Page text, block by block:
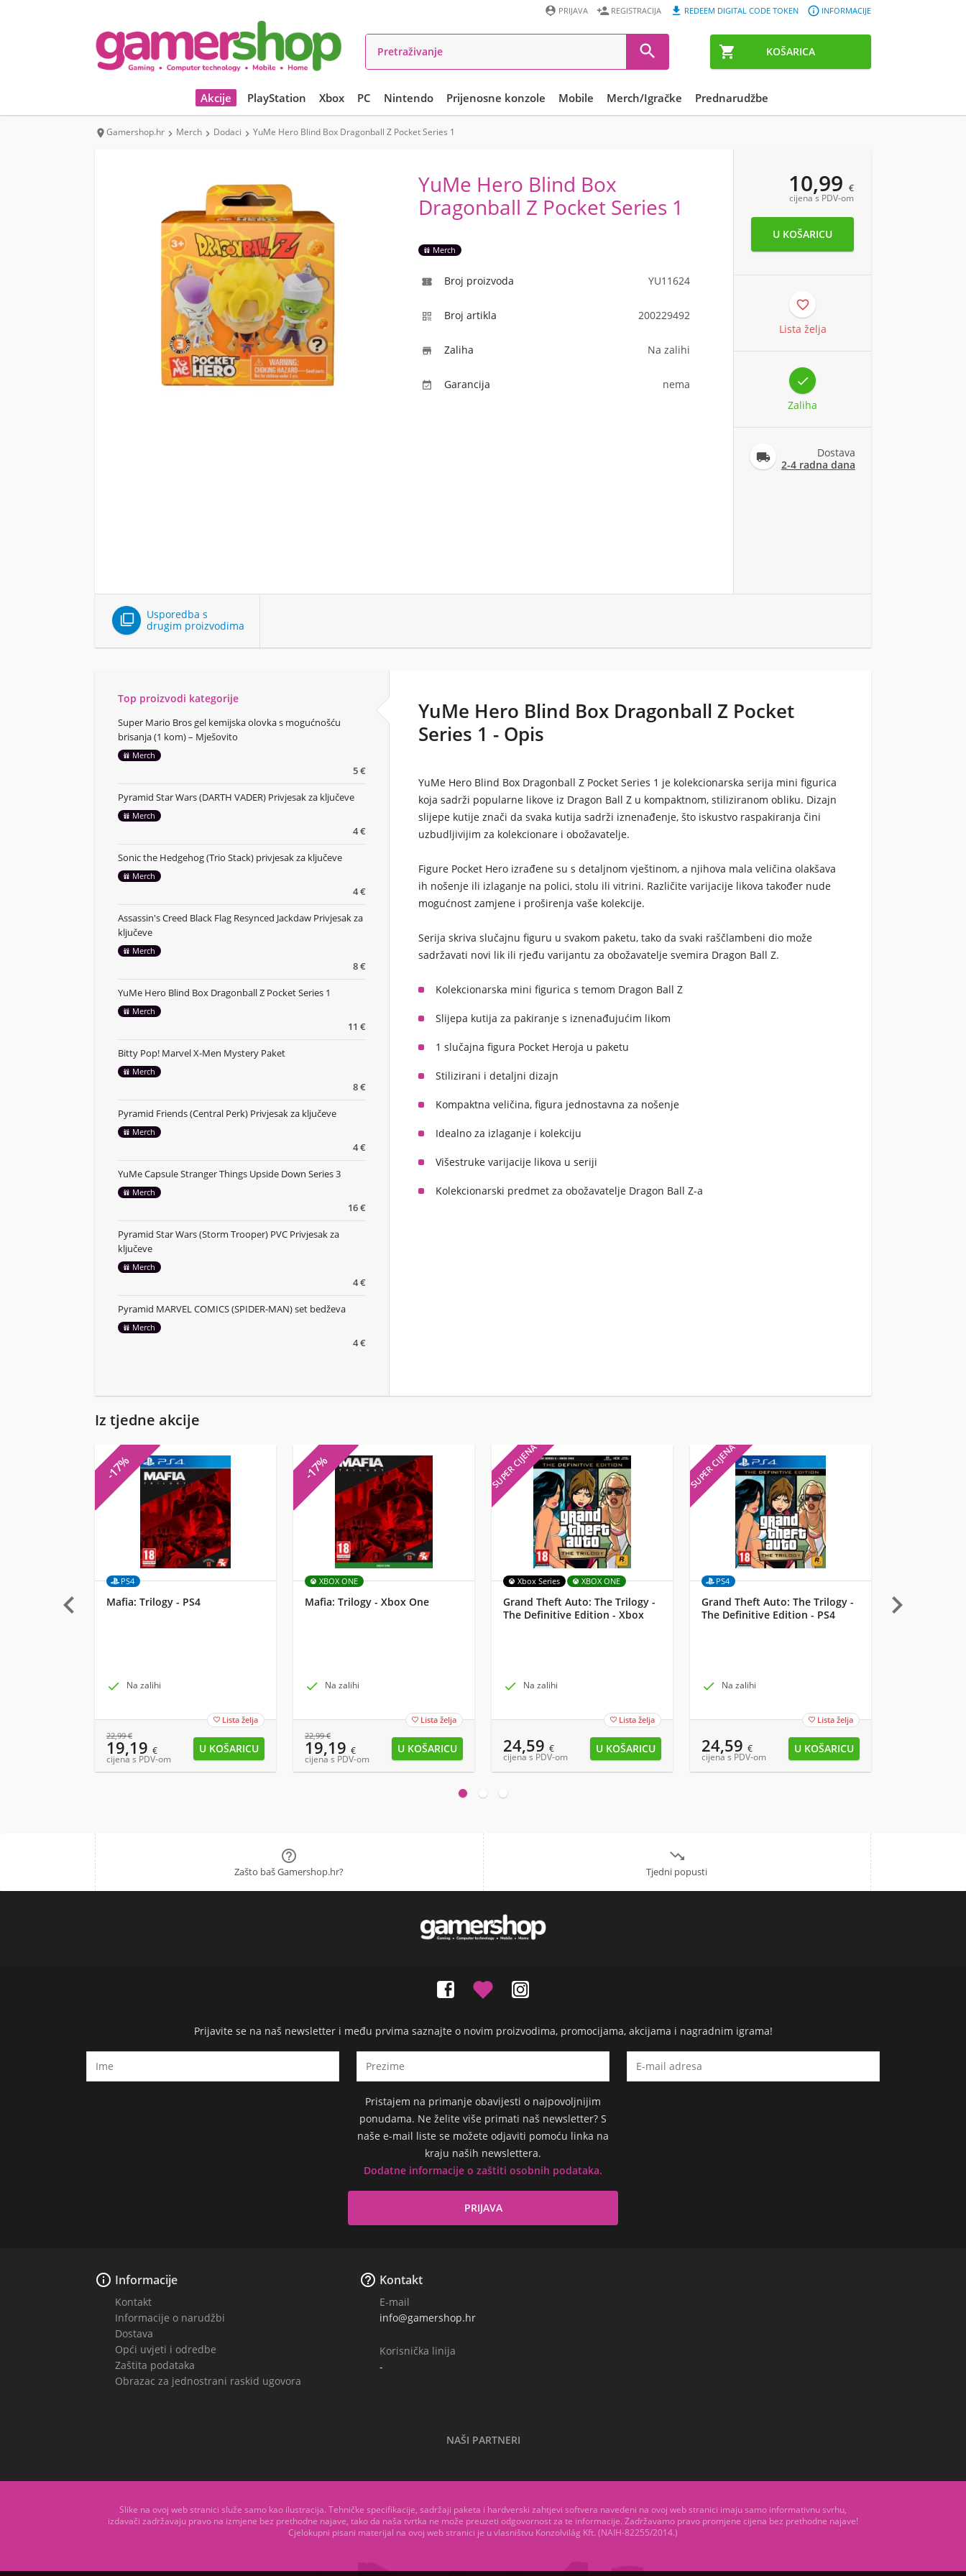
 KOŠARICA
 INFORMACIJE
 REDEEM DIGITAL CODE TOKEN
 REGISTRACIJA
 PRIJAVA

Akcije PlayStation Xbox PC Nintendo Prijenosne konzole Mobile Merch/Igračke Prednarudžbe
Gamershop.hr  Merch  Dodaci  YuMe Hero Blind Box Dragonball Z Pocket Series 1
YuMe Hero Blind Box
Dragonball Z Pocket Series 1
Merch
 Broj proizvoda YU11624
 Broj artikla 200229492
 Zaliha Na zalihi
 Garancija nema
10,99 €
cijena s PDV-om

Lista želja

Zaliha

Dostava
2-4 radna dana

Usporedba s
drugim proizvodima
YuMe Hero Blind Box Dragonball Z Pocket
Series 1 - Opis
YuMe Hero Blind Box Dragonball Z Pocket Series 1 je kolekcionarska serija mini figurica
koja sadrži popularne likove iz Dragon Ball Z u kompaktnom, stiliziranom obliku. Dizajn
slijepe kutije znači da svaka kutija sadrži iznenađenje, što iskustvo raspakiranja čini
uzbudljivijim za kolekcionare i obožavatelje.
Figure Pocket Hero izrađene su s detaljnom vještinom, a njihova mala veličina olakšava
ih nošenje ili izlaganje na polici, stolu ili vitrini. Različite varijacije likova također nude
mogućnost zamjene i proširenja vaše kolekcije.
Serija skriva slučajnu figuru u svakom paketu, tako da svaki raščlambeni dio može
sadržavati novi lik ili rjeđu varijantu za obožavatelje svemira Dragon Ball Z.
Kolekcionarska mini figurica s temom Dragon Ball Z
Slijepa kutija za pakiranje s iznenađujućim likom
1 slučajna figura Pocket Heroja u paketu
Stilizirani i detaljni dizajn
Kompaktna veličina, figura jednostavna za nošenje
Idealno za izlaganje i kolekciju
Višestruke varijacije likova u seriji
Kolekcionarski predmet za obožavatelje Dragon Ball Z-a
Top proizvodi kategorije
5 €
Super Mario Bros gel kemijska olovka s mogućnošću
brisanja (1 kom) – Mješovito
Merch
4 €
Pyramid Star Wars (DARTH VADER) Privjesak za ključeve
Merch
4 €
Sonic the Hedgehog (Trio Stack) privjesak za ključeve
Merch
8 €
Assassin's Creed Black Flag Resynced Jackdaw Privjesak za
ključeve
Merch
11 €
YuMe Hero Blind Box Dragonball Z Pocket Series 1
Merch
8 €
Bitty Pop! Marvel X-Men Mystery Paket
Merch
4 €
Pyramid Friends (Central Perk) Privjesak za ključeve
Merch
16 €
YuMe Capsule Stranger Things Upside Down Series 3
Merch
4 €
Pyramid Star Wars (Storm Trooper) PVC Privjesak za
ključeve
Merch
4 €
Pyramid MARVEL COMICS (SPIDER-MAN) set bedževa
Merch
Iz tjedne akcije
-17%
PS4
Mafia: Trilogy - PS4
 Na zalihi
 Lista želja
22,99€
19,19 €
cijena s PDV-om
-17%
XBOX ONE
Mafia: Trilogy - Xbox One
 Na zalihi
 Lista želja
22,99€
19,19 €
cijena s PDV-om
SUPER CIJENA
Xbox Series XBOX ONE
Grand Theft Auto: The Trilogy -
The Definitive Edition - Xbox
 Na zalihi
 Lista želja
24,59 €
cijena s PDV-om
SUPER CIJENA
PS4
Grand Theft Auto: The Trilogy -
The Definitive Edition - PS4
 Na zalihi
 Lista želja
24,59 €
cijena s PDV-om
Funko 4-
 

Zašto baš Gamershop.hr?

Tjedni popusti
Prijavite se na naš newsletter i među prvima saznajte o novim proizvodima, promocijama, akcijama i nagradnim igrama!
Pristajem na primanje obavijesti o najpovoljnijim
ponudama. Ne želite više primati naš newsletter? S
naše e-mail liste se možete odjaviti pomoću linka na
kraju naših newslettera.
Dodatne informacije o zaštiti osobnih podataka.
 Informacije
Kontakt
Informacije o narudžbi
Dostava
Opći uvjeti i odredbe
Zaštita podataka
Obrazac za jednostrani raskid ugovora
 Kontakt
E-mail
info@gamershop.hr
Korisnička linija
-
NAŠI PARTNERI
Slike na ovoj web stranici služe samo kao ilustracija. Tehničke specifikacije, sadržaji paketa i hardverski zahtjevi softvera navedeni na ovoj web stranici imaju samo informativnu svrhu,
izdavači zadržavaju pravo na izmjene bez prethodne najave, tako da naša tvrtka ne može preuzeti odgovornost za te informacije. Zadržavamo pravo promjene cijena bez prethodne najave!
Cjelokupni pisani materijal na ovoj web stranici je u vlasništvu Konzolvilág Kft. (NAIH-82255/2014.)